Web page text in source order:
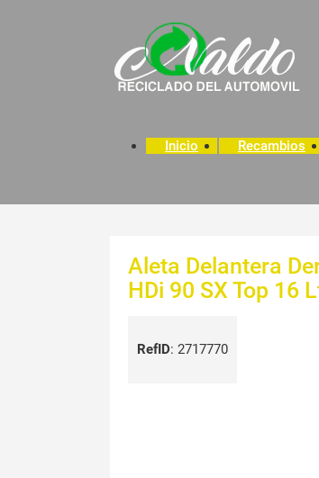
Inicio Recambios
Aleta Delantera
HDi 90 SX Top 16
RefID: 2717770